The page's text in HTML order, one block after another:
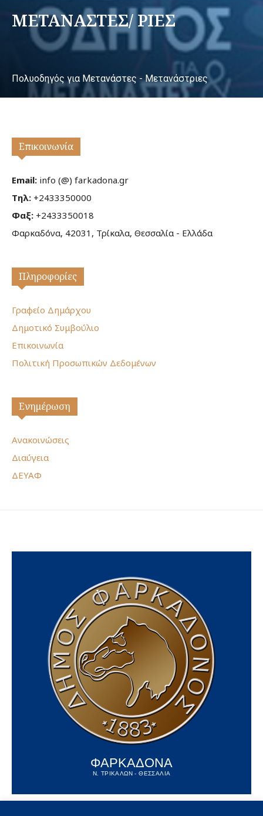
ΜΕΤΑΝΑΣΤΕΣ/ ΡΙΕΣ
Πολυοδηγός για Μετανάστες - Μετανάστριες
Επικοινωνία
Email: info (@) farkadona.gr
Τηλ: +2433350000
Φαξ: +2433350018
Φαρκαδόνα, 42031, Τρίκαλα, Θεσσαλία - Ελλάδα
Πληροφορίες
Γραφείο Δημάρχου
Δημοτικό Συμβούλιο
Επικοινωνία
Πολιτική Προσωπικών Δεδομένων
Ενημέρωση
Ανακοινώσεις
Διαύγεια
ΔΕΥΑΦ
ΦΑΡΚΑΔΟΝΑ
Ν. ΤΡΙΚΑΛΩΝ - ΘΕΣΣΑΛΙΑ